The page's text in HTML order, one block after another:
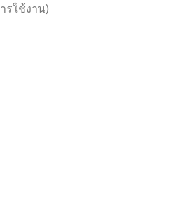
รใช้งาน)